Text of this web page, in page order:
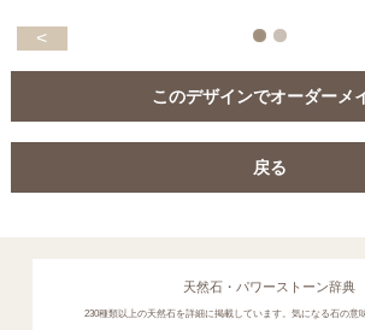
<
このデザインでオーダーメ
戻る
天然石・パワーストーン辞典
230種類以上の天然石を詳細に掲載しています。気になる石の意